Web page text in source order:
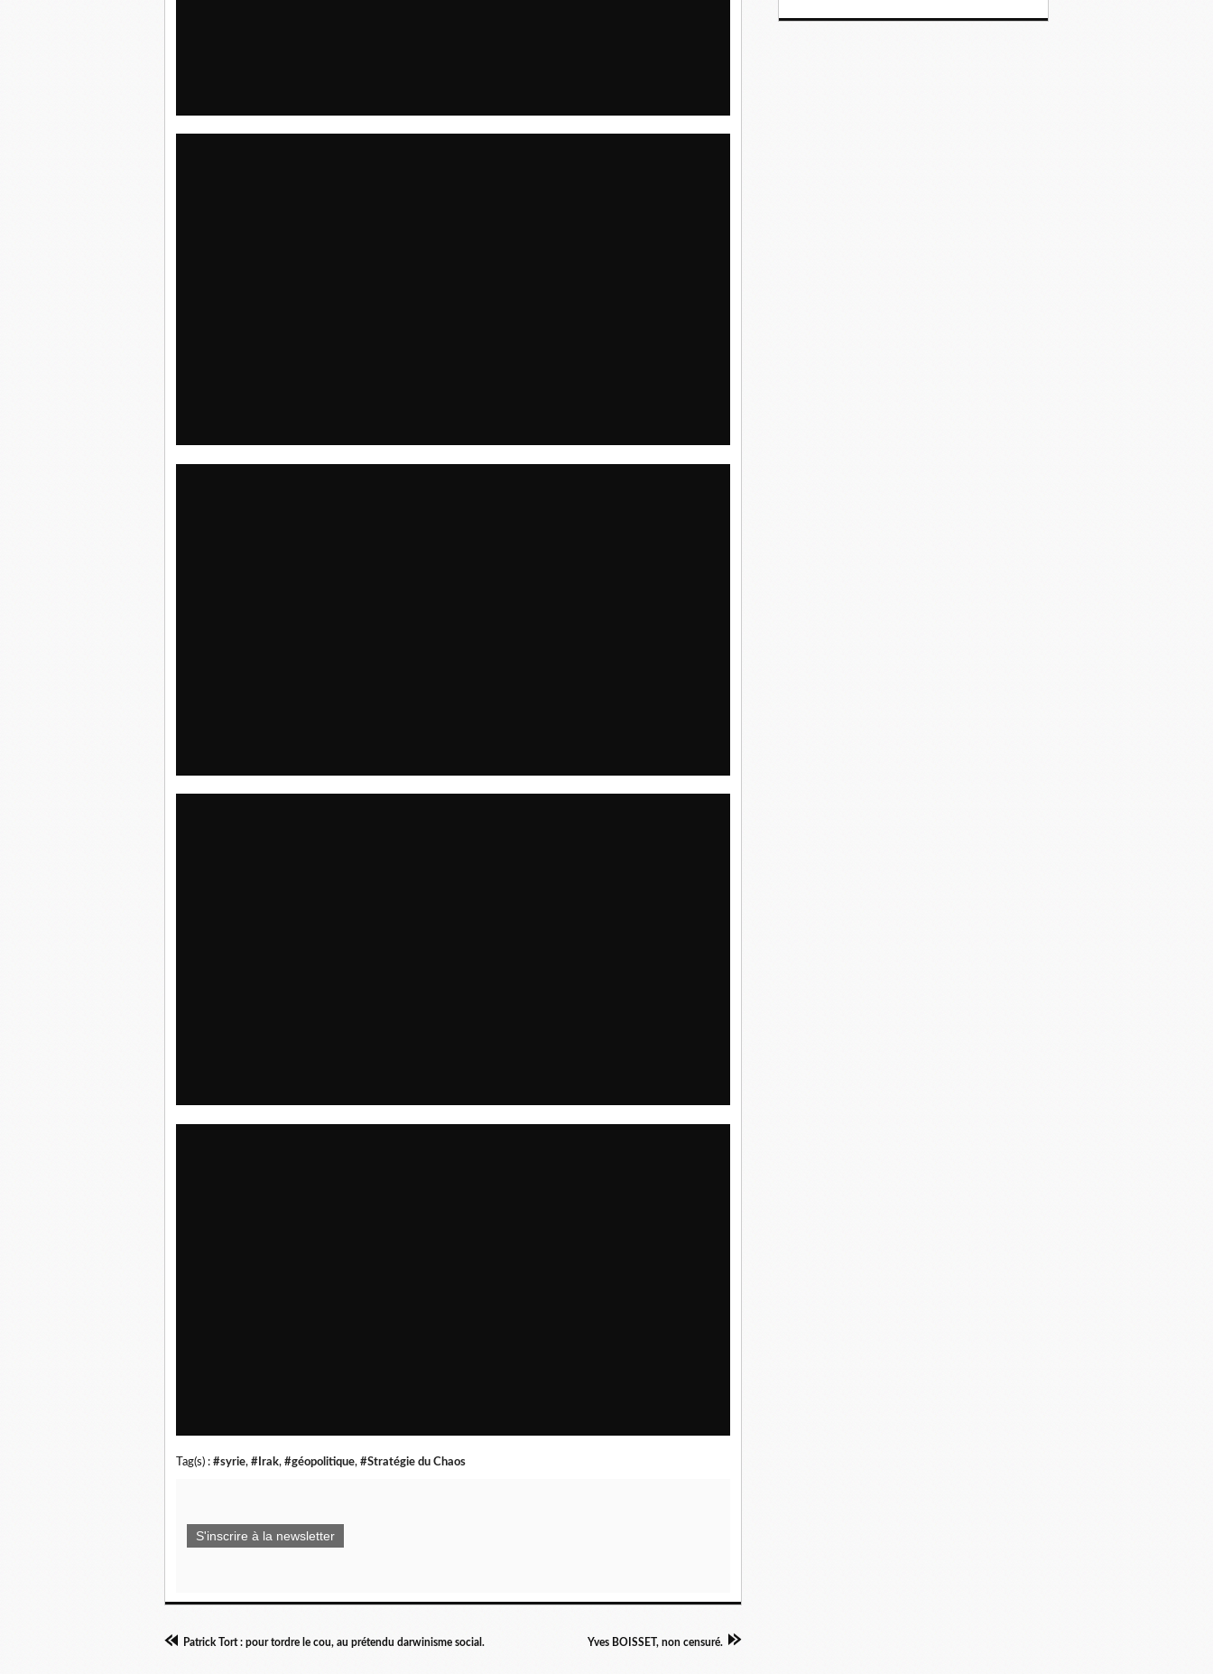
Tag(s) : #syrie, #Irak, #géopolitique, #Stratégie du Chaos
S'inscrire à la newsletter
Patrick Tort : pour tordre le cou, au prétendu darwinisme social. Yves BOISSET, non censuré.